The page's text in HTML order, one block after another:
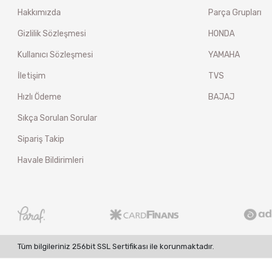
Hakkımızda
Gizlilik Sözleşmesi
Kullanıcı Sözleşmesi
İletişim
Hızlı Ödeme
Sıkça Sorulan Sorular
Sipariş Takip
Havale Bildirimleri
Parça Grupları
HONDA
YAMAHA
TVS
BAJAJ
Tüm bilgileriniz 256bit SSL Sertifikası ile korunmaktadır.